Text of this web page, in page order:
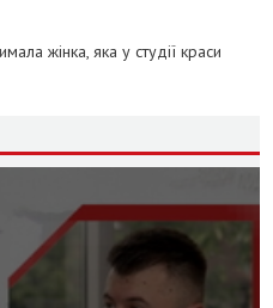
жінка, яка у студії краси